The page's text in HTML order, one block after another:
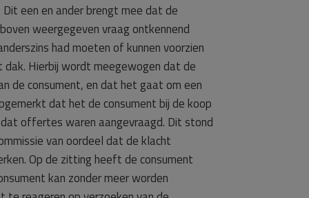
een en ander brengt mee dat de
weergegeven vraag ontkennend
had moeten of kunnen voorzien
Hierbij wordt meegewogen dat de
de consument, en dat het gaat om een
dat het de consument bij de koop
offertes waren aangevraagd. Dit stond
van oordeel dat de klacht
Op de zitting heeft de consument
kan zonder meer worden